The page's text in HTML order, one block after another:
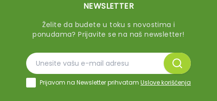
NEWSLETTER
Želite da budete u toku s novostima i
ponudama? Prijavite se na naš newsletter!
Prijavom na Newsletter prihvatam Uslove korišćenja